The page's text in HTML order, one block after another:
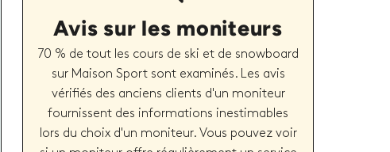
Avis sur les moniteurs
70 % de tout les cours de ski et de snowboard
sur Maison Sport sont examinés. Les avis
vérifiés des anciens clients d'un moniteur
fournissent des informations inestimables
lors du choix d'un moniteur. Vous pouvez voir